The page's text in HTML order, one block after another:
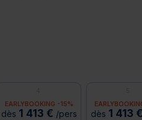
EARLYBOOKING -15%
dès 1 413 € /pers dès 1 413 €